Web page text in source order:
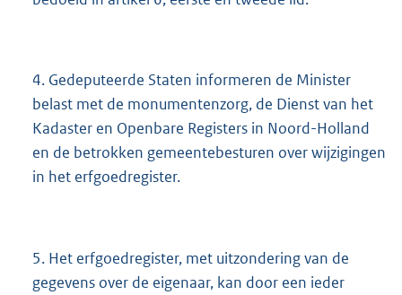
4. Gedeputeerde Staten informeren de Minister
belast met de monumentenzorg, de Dienst van het
Kadaster en Openbare Registers in Noord-Holland
en de betrokken gemeentebesturen over wijzigingen
in het erfgoedregister.
5. Het erfgoedregister, met uitzondering van de
gegevens over de eigenaar, kan door een ieder